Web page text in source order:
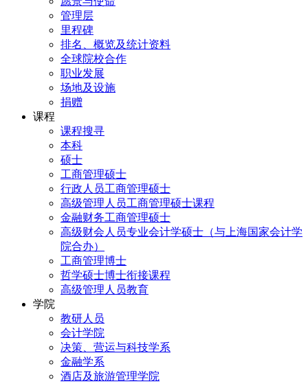
管理层
里程碑
排名、概览及统计资料
全球院校合作
职业发展
场地及设施
捐赠
课程
课程搜寻
本科
硕士
工商管理硕士
行政人员工商管理硕士
高级管理人员工商管理硕士课程
金融财务工商管理硕士
高级财会人员专业会计学硕士（与上海国家会计学
院合办）
工商管理博士
哲学硕士博士衔接课程
高级管理人员教育
学院
教研人员
会计学院
决策、营运与科技学系
金融学系
酒店及旅游管理学院